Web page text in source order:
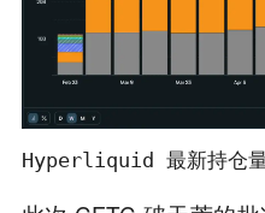
Hyperliquid 最新持仓